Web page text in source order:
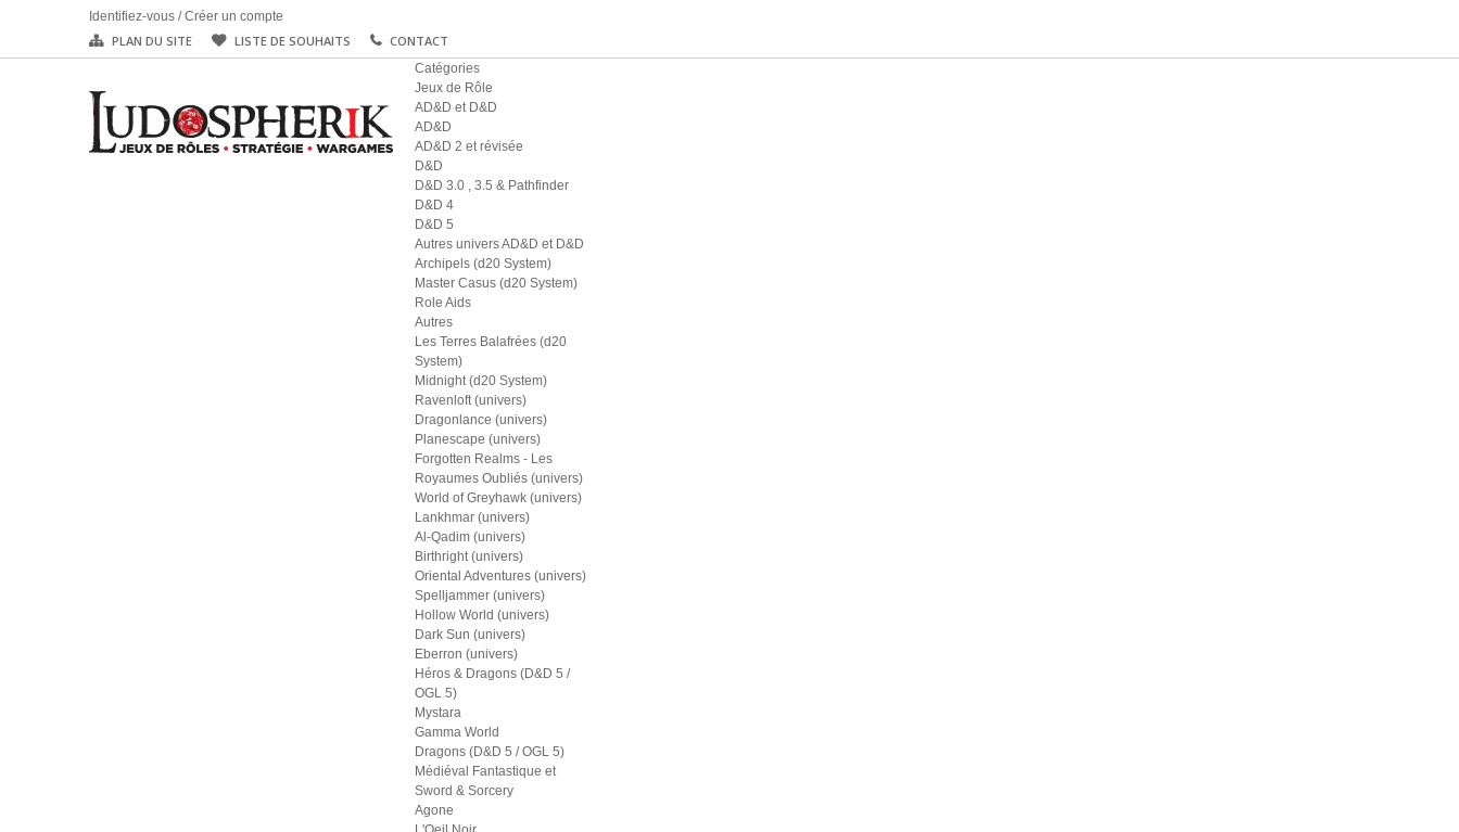
Identifiez-vous /Créer un compte
PLAN DU SITE LISTE DE SOUHAITS CONTACT
Catégories
Jeux de Rôle
AD&D et D&D
AD&D
AD&D 2 et révisée
D&D
D&D 3.0 , 3.5 & Pathfinder
D&D 4
D&D 5
Autres univers AD&D et D&D
Archipels (d20 System)
Master Casus (d20 System)
Role Aids
Autres
Les Terres Balafrées (d20
System)
Midnight (d20 System)
Ravenloft (univers)
Dragonlance (univers)
Planescape (univers)
Forgotten Realms - Les
Royaumes Oubliés (univers)
World of Greyhawk (univers)
Lankhmar (univers)
Al-Qadim (univers)
Birthright (univers)
Oriental Adventures (univers)
Spelljammer (univers)
Hollow World (univers)
Dark Sun (univers)
Eberron (univers)
Héros & Dragons (D&D 5 /
OGL 5)
Mystara
Gamma World
Dragons (D&D 5 / OGL 5)
Médiéval Fantastique et
Sword & Sorcery
Agone